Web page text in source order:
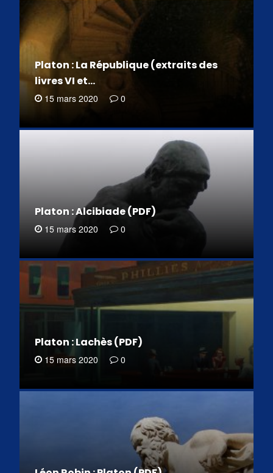
Platon : La République (extraits des
livres VI et…
15 mars 2020 0
Platon : Alcibiade (PDF)
15 mars 2020 0
Platon : Lachès (PDF)
15 mars 2020 0